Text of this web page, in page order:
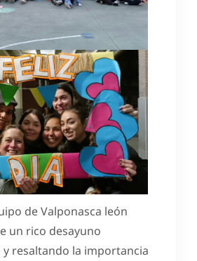
de Valponasca león
un rico desayuno
resaltando la importancia